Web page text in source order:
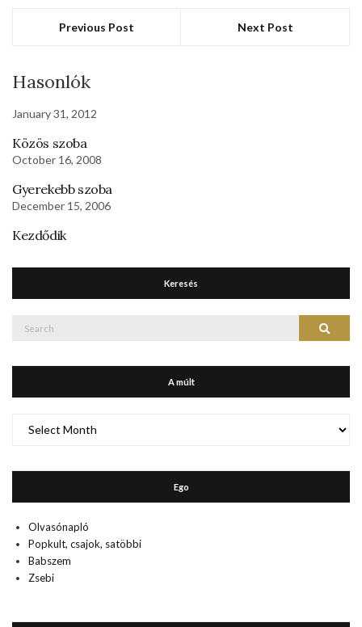
Previous Post Next Post
Hasonlók
January 31, 2012
Közös szoba
October 16, 2008
Gyerekebb szoba
December 15, 2006
Kezdődik
Keresés
Search
A múlt
múlt
Ego
Olvasónapló
Popkult, csajok, satöbbi
Babszem
Zsebi